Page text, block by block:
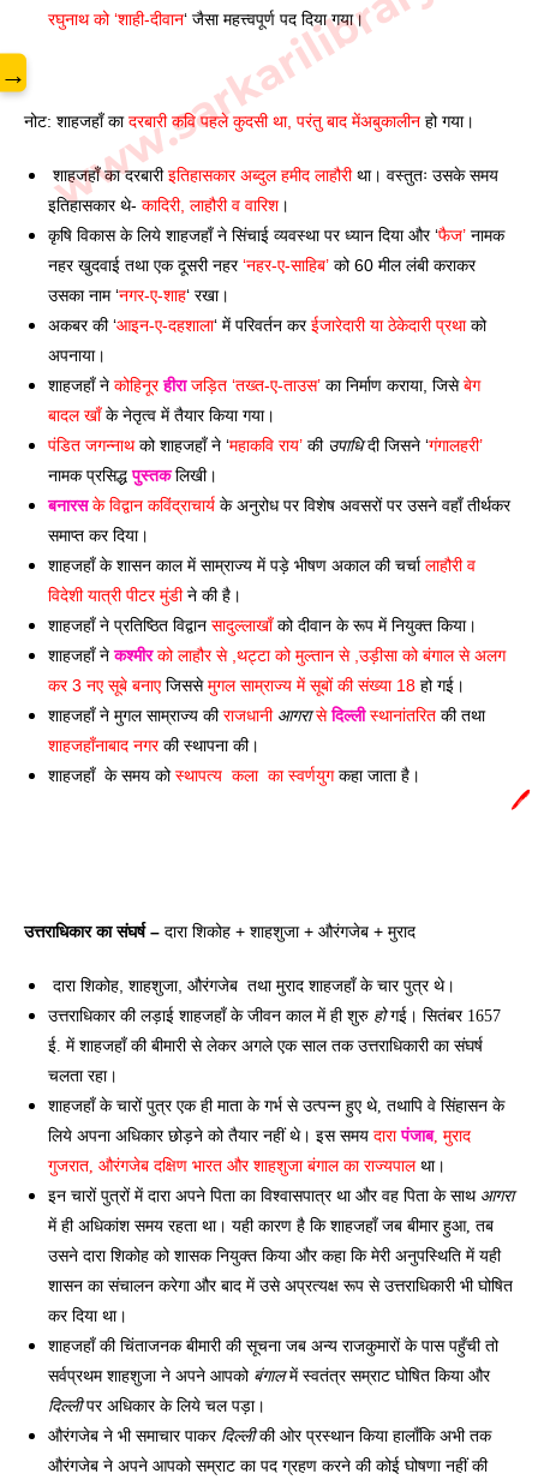
रघुनाथ को ‘शाही-दीवान‘ जैसा महत्त्वपूर्ण पद दिया गया।
नोट: शाहजहाँ का दरबारी कवि पहले कुदसी था, परंतु बाद मेंअबुकालीन हो गया।
शाहजहाँ का दरबारी इतिहासकार अब्दुल हमीद लाहौरी था। वस्तुतः उसके समय
इतिहासकार थे- कादिरी, लाहौरी व वारिश।
कृषि विकास के लिये शाहजहाँ ने सिंचाई व्यवस्था पर ध्यान दिया और ‘फैज’ नामक
नहर खुदवाई तथा एक दूसरी नहर ‘नहर-ए-साहिब’ को 60 मील लंबी कराकर
उसका नाम ‘नगर-ए-शाह‘ रखा।
अकबर की ‘आइन-ए-दहशाला‘ में परिवर्तन कर ईजारेदारी या ठेकेदारी प्रथा को
अपनाया।
शाहजहाँ ने कोहिनूर हीरा जड़ित ‘तख्त-ए-ताउस’ का निर्माण कराया, जिसे बेग
बादल खाँ के नेतृत्व में तैयार किया गया।
पंडित जगन्नाथ को शाहजहाँ ने ‘महाकवि राय’ की उपाधि दी जिसने ‘
नामक प्रसिद्ध पुस्तक लिखी।
बनारस के विद्वान कविंद्राचार्य के अनुरोध पर विशेष अवसरों पर उसने वहाँ तीर्थकर
समाप्त कर दिया।
शाहजहाँ के शासन काल में साम्राज्य में पड़े भीषण अकाल की चर्चा लाहौरी व
विदेशी यात्री पीटर मुंडी ने की है।
शाहजहाँ ने प्रतिष्ठित विद्वान सादुल्लाखाँ को दीवान के रूप में नियुक्त किया।
शाहजहाँ ने कश्मीर को लाहौर से ,थट्टा को मुल्तान से ,उड़ीसा को बंगाल से अलग
कर 3 नए सूबे बनाए जिससे मुगल साम्राज्य में सूबों की संख्या 18 हो गई।
शाहजहाँ ने मुगल साम्राज्य की राजधानी आगरा से दिल्ली स्थानांतरित
की तथा
शाहजहाँनाबाद नगर की स्थापना की।
शाहजहाँ  के समय को स्थापत्य  कला  का स्वर्णयुग कहा जाता है।
उत्तराधिकार का संघर्ष – दारा शिकोह + शाहशुजा + औरंगजेब + मुराद
दारा शिकोह, शाहशुजा, औरंगजेब  तथा मुराद शाहजहाँ के चार पुत्र थे।
उत्तराधिकार की लड़ाई शाहजहाँ के जीवन काल में ही शुरु हो गई। सितंबर 1657
ई. में शाहजहाँ की बीमारी से लेकर अगले एक साल तक उत्तराधिकारी का संघर्ष
चलता रहा।
शाहजहाँ के चारों पुत्र एक ही माता के गर्भ से उत्पन्न हुए थे, तथापि वे सिंहासन के
लिये अपना अधिकार छोड़ने को तैयार नहीं थे। इस समय दारा पंजाब, मुराद
गुजरात, औरंगजेब दक्षिण भारत और शाहशुजा बंगाल का राज्यपाल था।
इन चारों पुत्रों में दारा अपने पिता का विश्वासपात्र था और वह पिता के साथ आगरा
में ही अधिकांश समय रहता था। यही कारण है कि शाहजहाँ जब बीमार हुआ, तब
उसने दारा शिकोह को शासक नियुक्त किया और कहा कि मेरी अनुपस्थिति में यही
शासन का संचालन करेगा और बाद में उसे अप्रत्यक्ष रूप से उत्तराधिकारी भी घोषित
कर दिया था।
शाहजहाँ की चिंताजनक बीमारी की सूचना जब अन्य राजकुमारों के पास पहुँची तो
सर्वप्रथम शाहशुजा ने अपने आपको बंगाल
में स्वतंत्र सम्राट घोषित किया और
दिल्ली पर अधिकार के लिये चल पड़ा।
औरंगजेब ने भी समाचार पाकर दिल्ली की ओर प्रस्थान किया हालाँकि अभी तक
औरंगजेब ने अपने आपको सम्राट का पद ग्रहण करने की कोई घोषणा नहीं की
www.sarkarilibrary.in
→
🖊️